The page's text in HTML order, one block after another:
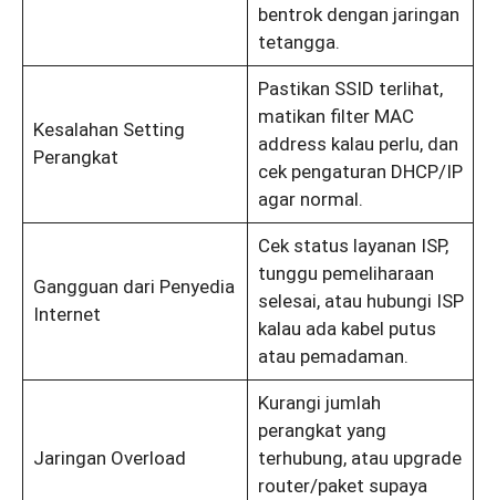
bentrok dengan jaringan
tetangga.
Kesalahan Setting
Perangkat
Pastikan SSID terlihat,
matikan filter MAC
address kalau perlu, dan
cek pengaturan DHCP/IP
agar normal.
Gangguan dari Penyedia
Internet
Cek status layanan ISP,
tunggu pemeliharaan
selesai, atau hubungi ISP
kalau ada kabel putus
atau pemadaman.
Jaringan Overload
Kurangi jumlah
perangkat yang
terhubung, atau upgrade
router/paket supaya